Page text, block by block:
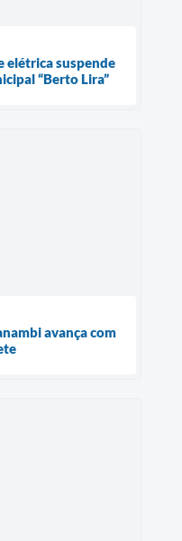
elétrica suspende
“Berto Lira”
avança com